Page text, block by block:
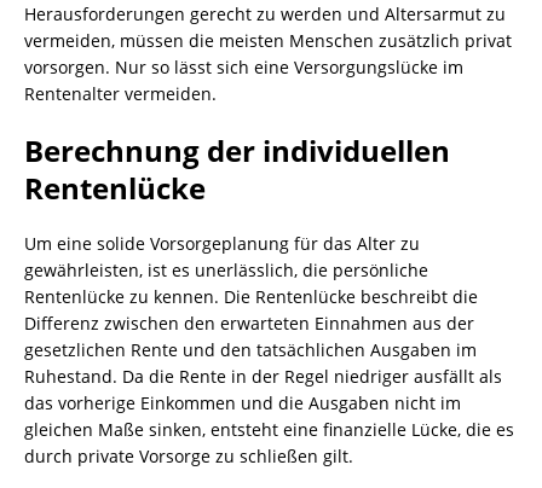
Herausforderungen gerecht zu werden und Altersarmut zu
vermeiden, müssen die meisten Menschen zusätzlich privat
vorsorgen. Nur so lässt sich eine Versorgungslücke im
Rentenalter vermeiden.
Berechnung der individuellen
Rentenlücke
Um eine solide Vorsorgeplanung für das Alter zu
gewährleisten, ist es unerlässlich, die persönliche
Rentenlücke zu kennen. Die Rentenlücke beschreibt die
Differenz zwischen den erwarteten Einnahmen aus der
gesetzlichen Rente und den tatsächlichen Ausgaben im
Ruhestand. Da die Rente in der Regel niedriger ausfällt als
das vorherige Einkommen und die Ausgaben nicht im
gleichen Maße sinken, entsteht eine finanzielle Lücke, die es
durch private Vorsorge zu schließen gilt.